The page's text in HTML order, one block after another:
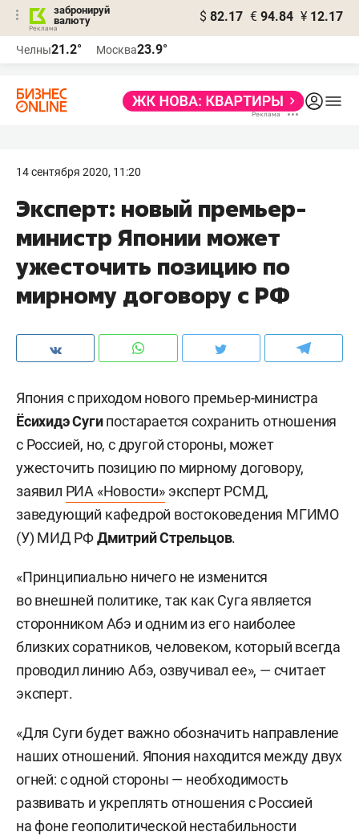
забронируй
валюту
$ 82.17 € 94.84 ¥ 12.17
Челны21.2° Москва23.9°
14 сентября 2020, 11:20
Эксперт: новый премьер-
министр Японии может
ужесточить позицию по
мирному договору с РФ
Япония с приходом нового премьер-министра
Ёсихидэ Сугипостарается сохранить отношения
с Россией, но, с другой стороны, может
ужесточить позицию по мирному договору,
заявил РИА «Новости» эксперт РСМД,
заведующий кафедрой востоковедения МГИМО
(У) МИД РФДмитрий Стрельцов.
«Принципиально ничего не изменится
во внешней политике, так как Суга является
сторонником Абэ и одним из его наиболее
близких соратников, человеком, который всегда
проводил линию Абэ, озвучивал ее», — считает
эксперт.
«Для Суги будет важно обозначить направление
наших отношений. Япония находится между двух
огней: с одной стороны — необходимость
развивать и укреплять отношения с Россией
на фоне геополитической нестабильности